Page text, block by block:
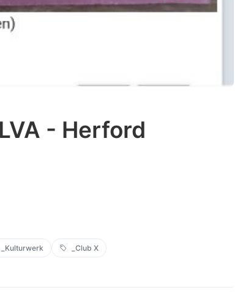
- Herford
_Kulturwerk _Club X